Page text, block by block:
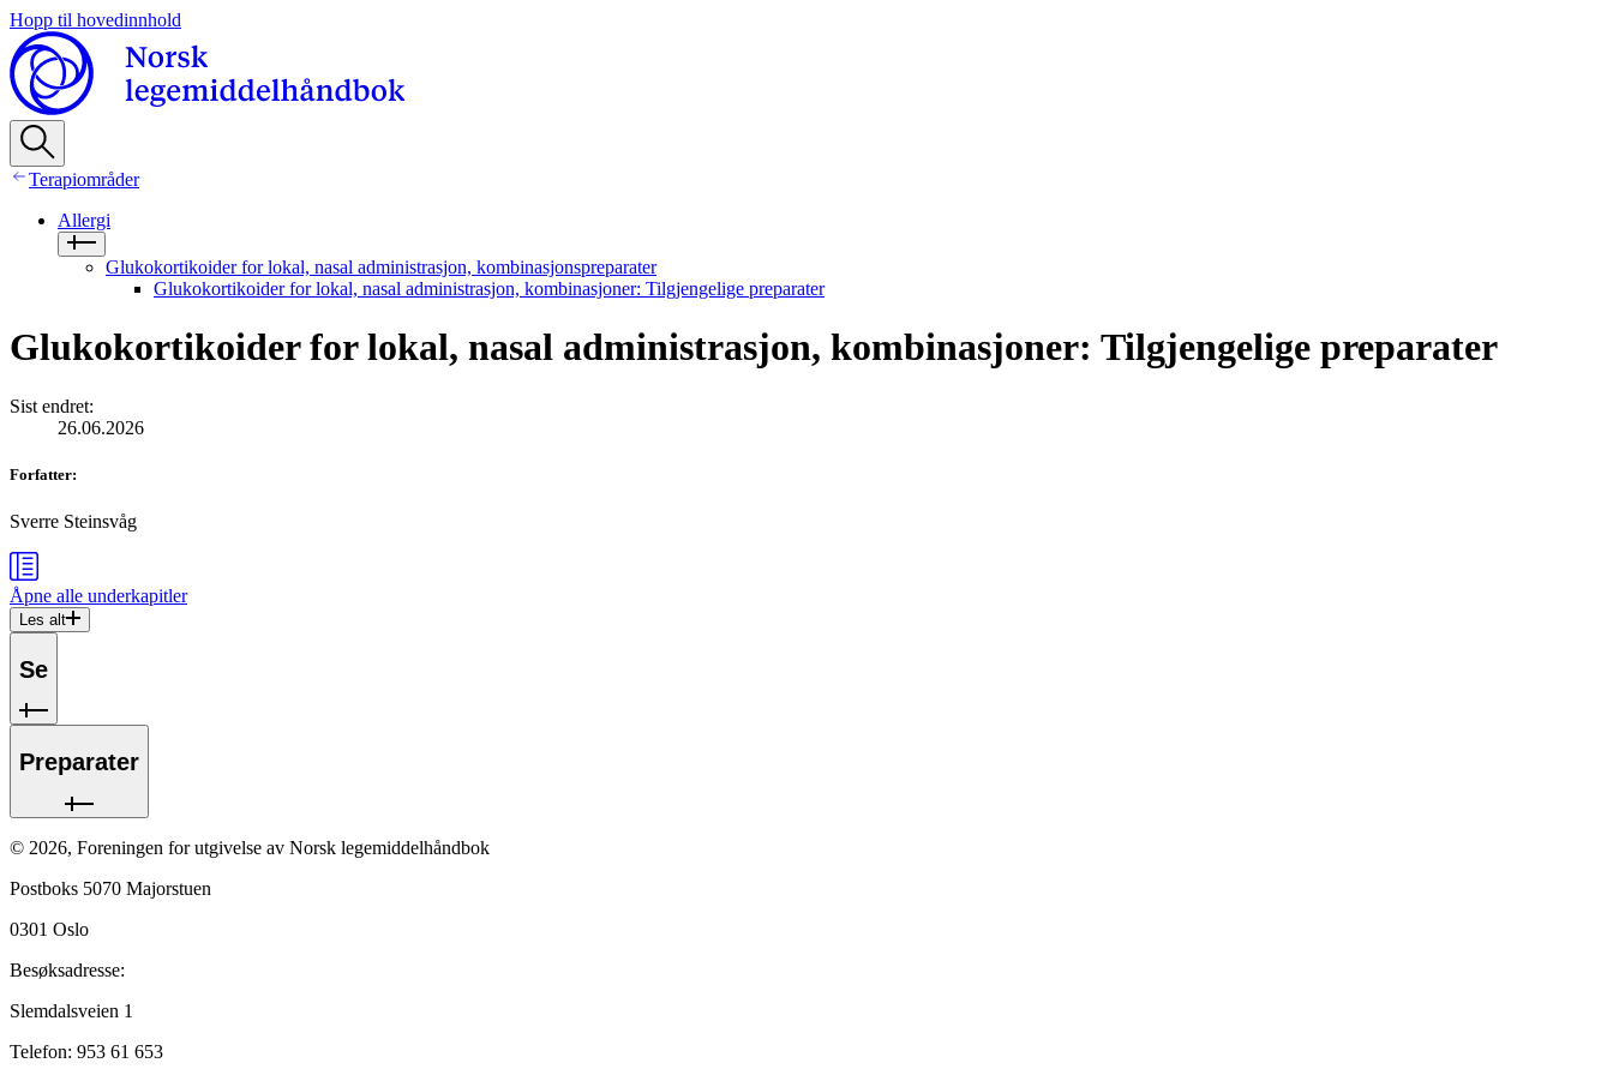
Hopp til hovedinnhold
Terapiområder
Allergi
Glukokortikoider for lokal, nasal administrasjon, kombinasjonspreparater
Glukokortikoider for lokal, nasal administrasjon, kombinasjoner: Tilgjengelige preparater
Glukokortikoider for lokal, nasal administrasjon, kombinasjoner: Tilgjengelige preparater
Sist endret:
26.06.2026
Forfatter:
Sverre Steinsvåg
Åpne alle underkapitler
Les alt
Se
Preparater
© 2026, Foreningen for utgivelse av Norsk legemiddelhåndbok
Postboks 5070 Majorstuen
0301 Oslo
Besøksadresse:
Slemdalsveien 1
Telefon: 953 61 653